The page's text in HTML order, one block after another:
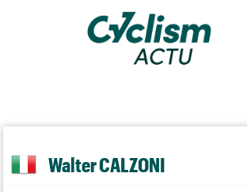
Walter CALZONI